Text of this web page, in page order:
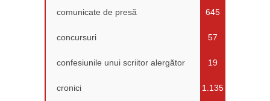
comunicate de presă 645
concursuri 57
confesiunile unui scriitor alergător 19
cronici 1.135